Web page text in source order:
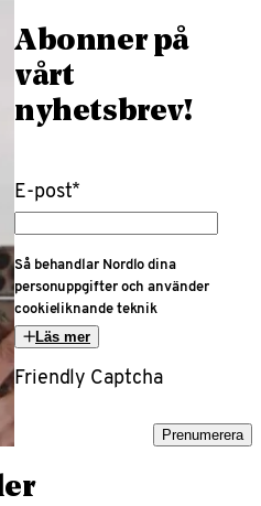
Abonner på
vårt
nyhetsbrev!
E-post*
Så behandlar Nordlo dina
personuppgifter och använder
cookieliknande teknik
Läs mer
Friendly Captcha
Prenumerera